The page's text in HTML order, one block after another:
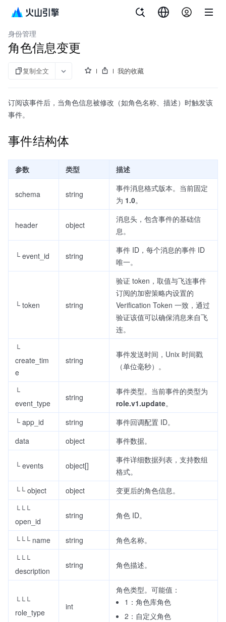
飞连
身份管理
角色信息变更
复制全文 我的收藏
订阅该事件后，当角色信息被修改（如角色名称、描述）时触发该
事件。
事件结构体
参数 类型 描述
schema string
事件消息格式版本。当前固定
为 1.0。
header object
消息头，包含事件的基础信
息。
└ event_id string
事件 ID，每个消息的事件 ID
唯一。
└ token string
验证 token，取值与飞连事件
订阅的加密策略内设置的
Verification Token 一致，通过
验证该值可以确保消息来自飞
连。
└
create_tim
e
string
事件发送时间，Unix 时间戳
（单位毫秒）。
└
event_type
string
事件类型。当前事件的类型为
role.v1.update。
└ app_id
string
事件回调配置 ID。
data
object 事件数据。
└ events object[]
事件详细数据列表，支持数组
格式。
└└ object
object
变更后的角色信息。
└└└
open_id
string 角色 ID。
└└└ name string
角色名称。
└└└
description
string 角色描述。
└└└
role_type
int
角色类型。可能值：
1：角色库角色
2：自定义角色